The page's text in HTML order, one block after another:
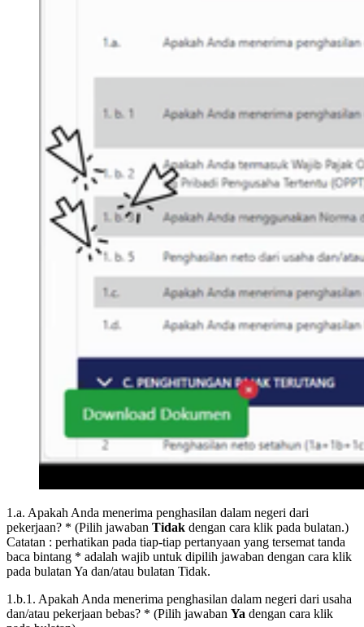
1.a. Apakah Anda menerima penghasilan dalam negeri dari
pekerjaan? * (Pilih jawaban Tidak dengan cara klik pada bulatan.)
Catatan : perhatikan pada tiap-tiap pertanyaan yang tersemat tanda
baca bintang * adalah wajib untuk dipilih jawaban dengan cara klik
pada bulatan Ya dan/atau bulatan Tidak.
1.b.1. Apakah Anda menerima penghasilan dalam negeri dari usaha
dan/atau pekerjaan bebas? * (Pilih jawaban Ya dengan cara klik